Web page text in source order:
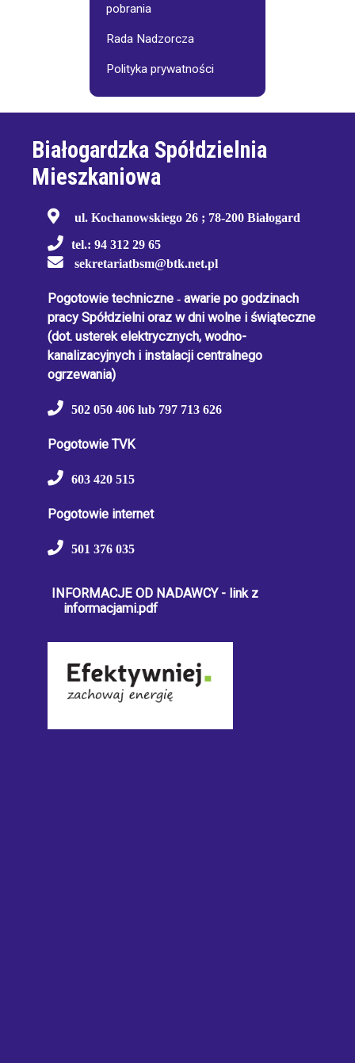
pobrania
Rada Nadzorcza
Polityka prywatności
Białogardzka Spółdzielnia
Mieszkaniowa
ul. Kochanowskiego 26 ; 78-200 Białogard
tel.: 94 312 29 65
sekretariatbsm@btk.net.pl
Pogotowie techniczne - awarie po godzinach
pracy Spółdzielni oraz w dni wolne i świąteczne
(dot. usterek elektrycznych, wodno-
kanalizacyjnych i instalacji centralnego
ogrzewania)
502 050 406 lub 797 713 626
Pogotowie TVK
603 420 515
Pogotowie internet
501 376 035
INFORMACJE OD NADAWCY - link z
informacjami.pdf